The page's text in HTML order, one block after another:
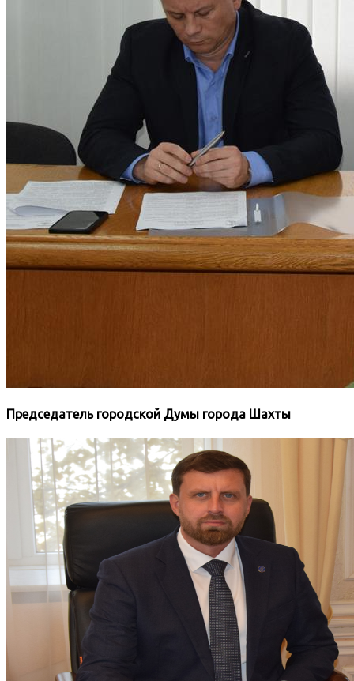
Председатель городской Думы города Шахты